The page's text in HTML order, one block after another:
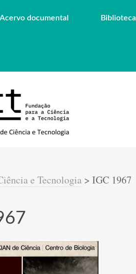
Acervo documental Biblioteca
e Tecnologia > IGC 1967